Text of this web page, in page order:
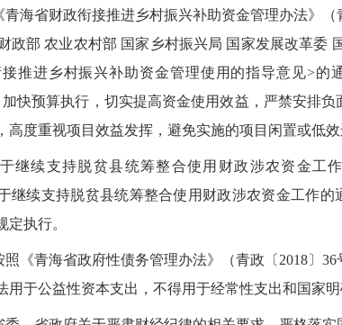
海省财政衔接推进乡村振兴补助资金管理办法》（
政部 农业农村部 国家乡村振兴局 国家发展改革委
推进乡村振兴补助资金管理使用的指导意见>的
快预算执行，切实提高资金使用效益，严禁安排负
高度重视项目效益发挥，避免实施的项目闲置或低效
继续支持脱贫县统筹整合使用财政涉农资金工
继续支持脱贫县统筹整合使用财政涉农资金工作的
定执行。
照《青海省政府性债务管理办法》（青政〔 2018〕 36
用于公益性资本支出，不得用于经常性支出和国家明